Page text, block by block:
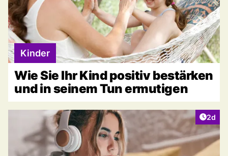
Kinder
Wie Sie Ihr Kind positiv bestärken
und in seinem Tun ermutigen
2d